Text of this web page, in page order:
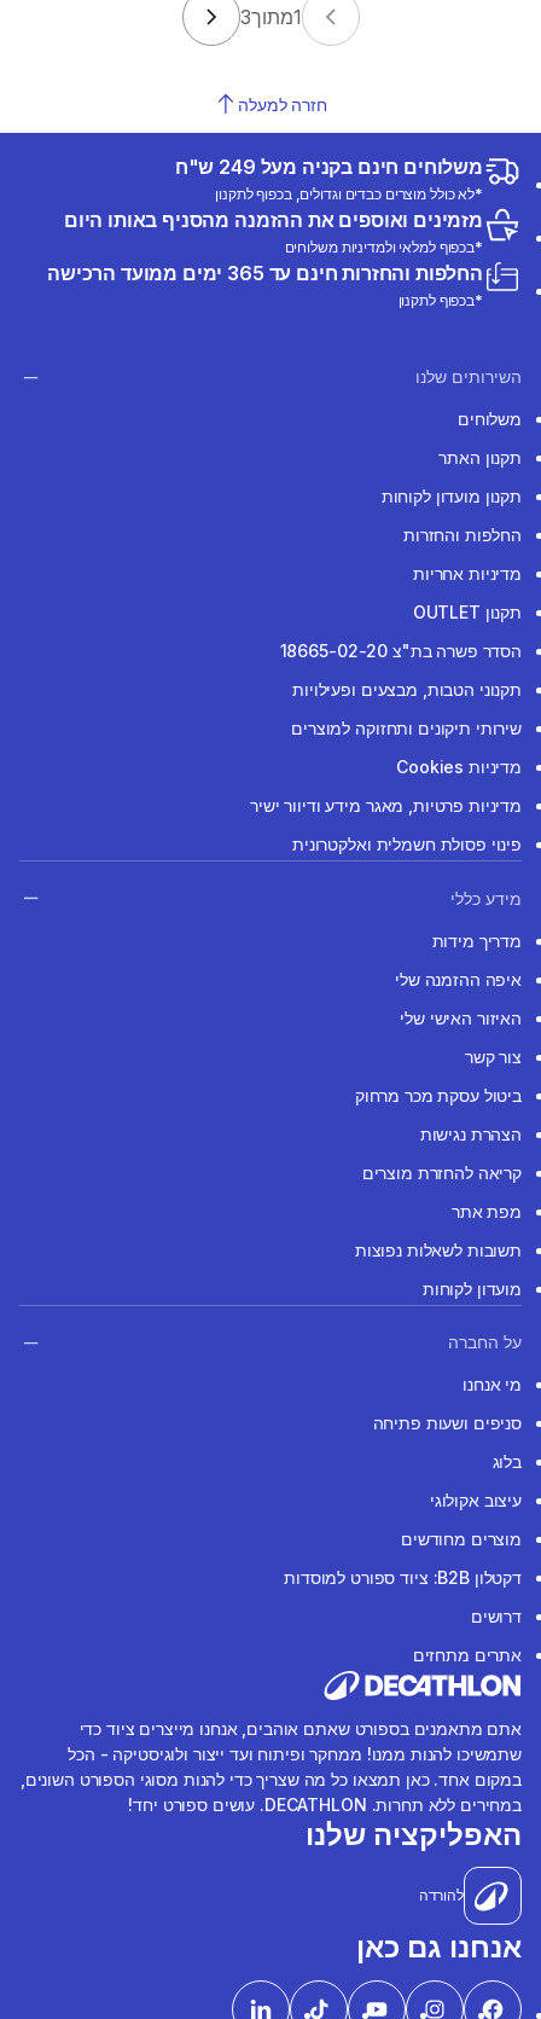
1מתוך3
חזרה למעלה
משלוחים חינם בקניה מעל 249 ש"ח
*לא כולל מוצרים כבדים וגדולים, בכפוף לתקנון
מזמינים ואוספים את ההזמנה מהסניף באותו היום
*בכפוף למלאי ולמדיניות משלוחים
החלפות והחזרות חינם עד 365 ימים ממועד הרכישה
*בכפוף לתקנון
השירותים שלנו
משלוחים
תקנון האתר
תקנון מועדון לקוחות
החלפות והחזרות
מדיניות אחריות
תקנון OUTLET
הסדר פשרה בת"צ 18665-02-20
תקנוני הטבות, מבצעים ופעילויות
שירותי תיקונים ותחזוקה למוצרים
מדיניות Cookies
מדיניות פרטיות, מאגר מידע ודיוור ישיר
פינוי פסולת חשמלית ואלקטרונית
מידע כללי
מדריך מידות
איפה ההזמנה שלי
האיזור האישי שלי
צור קשר
ביטול עסקת מכר מרחוק
הצהרת נגישות
קריאה להחזרת מוצרים
מפת אתר
תשובות לשאלות נפוצות
מועדון לקוחות
על החברה
מי אנחנו
סניפים ושעות פתיחה
בלוג
עיצוב אקולוגי
מוצרים מחודשים
דקטלון B2B: ציוד ספורט למוסדות
דרושים
אתרים מתחזים
אתם מתאמנים בספורט שאתם אוהבים, אנחנו מייצרים ציוד כדי
שתמשיכו להנות ממנו! ממחקר ופיתוח ועד ייצור ולוגיסטיקה - הכל
במקום אחד. כאן תמצאו כל מה שצריך כדי להנות מסוגי הספורט השונים,
במחירים ללא תחרות. DECATHLON. עושים ספורט יחד!
האפליקציה שלנו
להורדה
אנחנו גם כאן